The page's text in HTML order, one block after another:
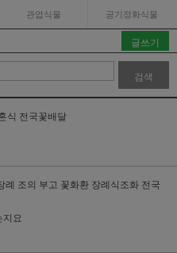
관엽식물 공기정화식물
글쓰기
검색
식 전국꽃배달
례 조의 부고 꽃화환 장례식조화 전국
요